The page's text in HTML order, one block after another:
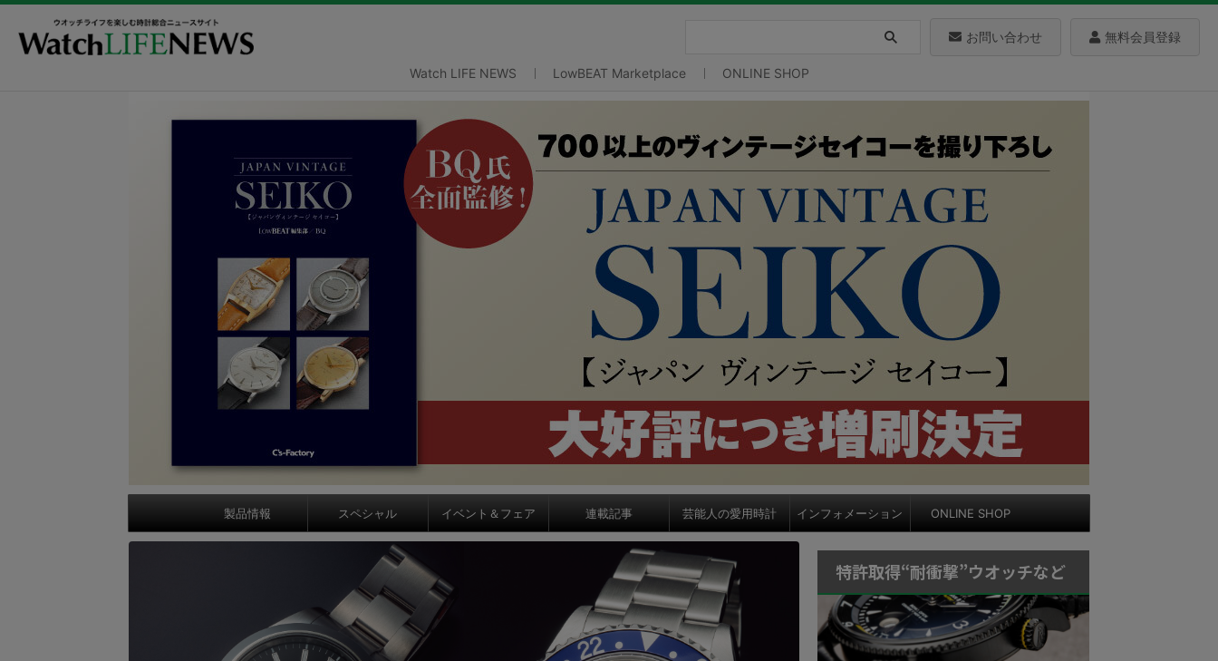
お問い合わせ 無料会員登録
Watch LIFE NEWS LowBEAT Marketplace ONLINE SHOP
製品情報 スペシャル イベント＆フェア 連載記事 芸能人の愛用時計 インフォメーション ONLINE SHOP
特許取得“耐衝撃”ウオッチなど